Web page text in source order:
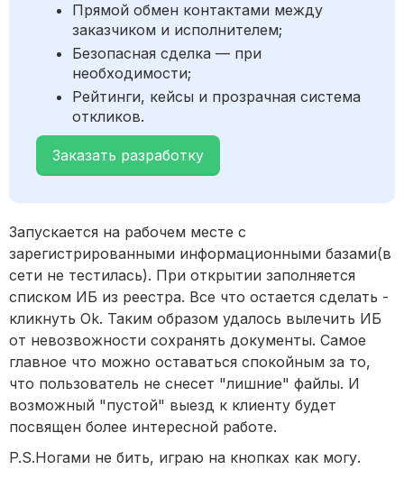
Прямой обмен контактами между
заказчиком и исполнителем;
Безопасная сделка — при
необходимости;
Рейтинги, кейсы и прозрачная система
откликов.
Заказать разработку
Запускается на рабочем месте с
зарегистрированными информационными базами(в
сети не тестилась). При открытии заполняется
списком ИБ из реестра. Все что остается сделать -
кликнуть Ok. Таким образом удалось вылечить ИБ
от невозвожности сохранять документы. Самое
главное что можно оставаться спокойным за то,
что пользователь не снесет "лишние" файлы. И
возможный "пустой" выезд к клиенту будет
посвящен более интересной работе.
P.S.Ногами не бить, играю на кнопках как могу.